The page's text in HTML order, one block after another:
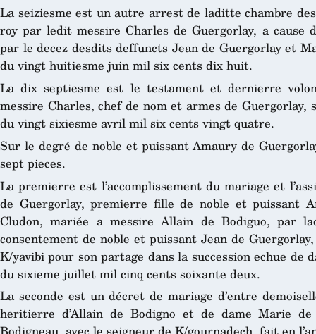
La seiziesme est un autre arrest de laditte chambre
roy par ledit messire Charles de Guergorlay, a cause
par le decez desdits deffuncts Jean de Guergorlay et
du vingt huitiesme juin mil six cents dix huit.
La dix septiesme est le testament et dernierre
messire Charles, chef de nom et armes de
du vingt sixiesme avril mil six cents vingt quatre.
Sur le degré de noble et puissant Amaury de
sept pieces.
La premierre est l’accomplissement du mariage et
de Guergorlay, premierre fille de noble et puissant
Cludon, mariée a messire Allain de Bodiguo, par
consentement de noble et puissant Jean de
K/yavibi pour son partage dans la succession echue de
du sixieme juillet mil cinq cents soixante deux.
La seconde est un décret de mariage d’entre
heritierre d’Allain de Bodigno et de dame Marie